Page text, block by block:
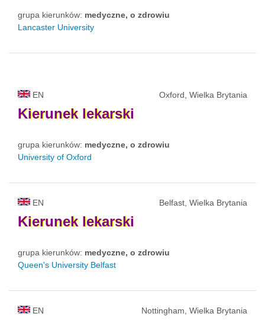
grupa kierunków: medyczne, o zdrowiu
Lancaster University
EN Oxford, Wielka Brytania
Kierunek lekarski
grupa kierunków: medyczne, o zdrowiu
University of Oxford
EN Belfast, Wielka Brytania
Kierunek lekarski
grupa kierunków: medyczne, o zdrowiu
Queen's University Belfast
EN Nottingham, Wielka Brytania